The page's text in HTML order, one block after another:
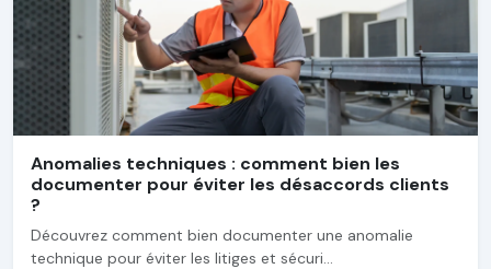
Anomalies techniques : comment bien les
documenter pour éviter les désaccords clients
?
Découvrez comment bien documenter une anomalie
technique pour éviter les litiges et sécuri...